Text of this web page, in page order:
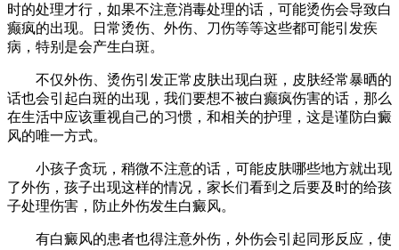
时的处理才行，如果不注意消毒处理的话，可能烫伤会导致白
癫疯的出现。日常烫伤、外伤、刀伤等等这些都可能引发疾
病，特别是会产生白斑。
不仅外伤、烫伤引发正常皮肤出现白斑，皮肤经常暴晒的
话也会引起白斑的出现，我们要想不被白癫疯伤害的话，那么
在生活中应该重视自己的习惯，和相关的护理，这是谨防白癜
风的唯一方式。
小孩子贪玩，稍微不注意的话，可能皮肤哪些地方就出现
了外伤，孩子出现这样的情况，家长们看到之后要及时的给孩
子处理伤害，防止外伤发生白癜风。
有白癜风的患者也得注意外伤，外伤会引起同形反应，使